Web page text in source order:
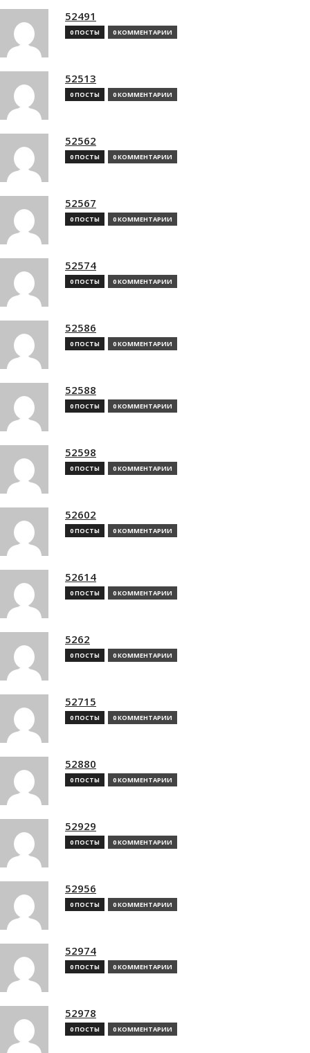
52491
0 ПОСТЫ 0 КОММЕНТАРИИ
52513
0 ПОСТЫ 0 КОММЕНТАРИИ
52562
0 ПОСТЫ 0 КОММЕНТАРИИ
52567
0 ПОСТЫ 0 КОММЕНТАРИИ
52574
0 ПОСТЫ 0 КОММЕНТАРИИ
52586
0 ПОСТЫ 0 КОММЕНТАРИИ
52588
0 ПОСТЫ 0 КОММЕНТАРИИ
52598
0 ПОСТЫ 0 КОММЕНТАРИИ
52602
0 ПОСТЫ 0 КОММЕНТАРИИ
52614
0 ПОСТЫ 0 КОММЕНТАРИИ
5262
0 ПОСТЫ 0 КОММЕНТАРИИ
52715
0 ПОСТЫ 0 КОММЕНТАРИИ
52880
0 ПОСТЫ 0 КОММЕНТАРИИ
52929
0 ПОСТЫ 0 КОММЕНТАРИИ
52956
0 ПОСТЫ 0 КОММЕНТАРИИ
52974
0 ПОСТЫ 0 КОММЕНТАРИИ
52978
0 ПОСТЫ 0 КОММЕНТАРИИ